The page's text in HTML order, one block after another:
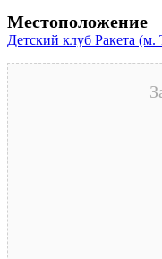
Местоположение
Детский клуб Ракета (м.